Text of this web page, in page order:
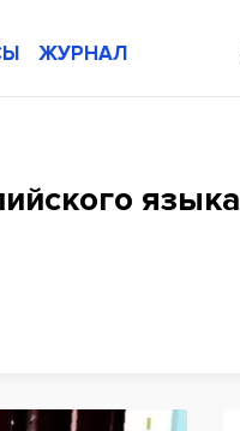
ЖУРНАЛ
языка